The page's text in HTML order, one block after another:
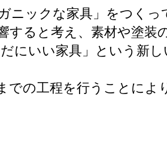
ックな家具」をつくっ
ると考え、素材や塗装
にいい家具」という新
の工程を行うことによ